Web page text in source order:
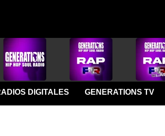
DIGITALES GENERATIONS TV